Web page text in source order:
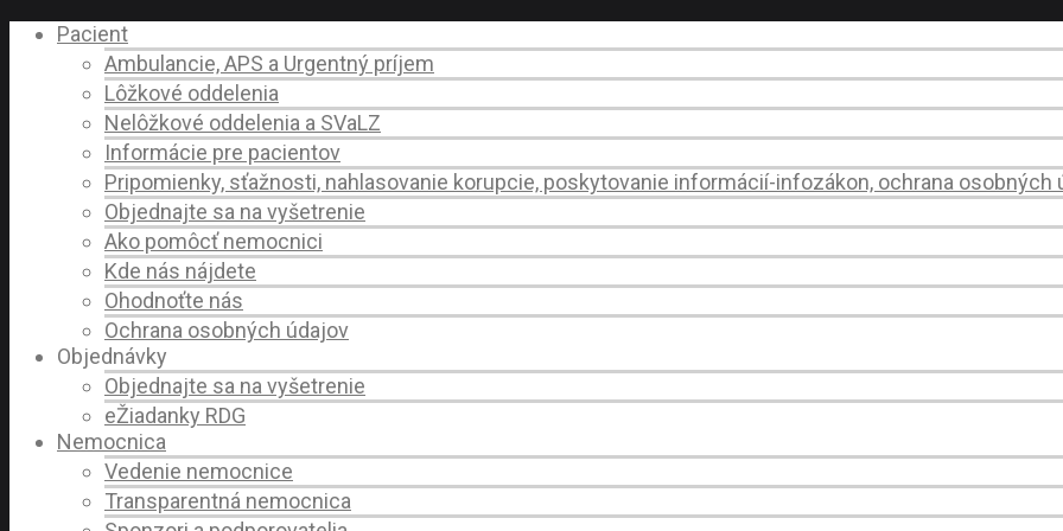
Pacient
Ambulancie, APS a Urgentný príjem
Lôžkové oddelenia
Nelôžkové oddelenia a SVaLZ
Informácie pre pacientov
Pripomienky, sťažnosti, nahlasovanie korupcie, poskytovanie informácií-infozákon, ochrana osobných
Objednajte sa na vyšetrenie
Ako pomôcť nemocnici
Kde nás nájdete
Ohodnoťte nás
Ochrana osobných údajov
Objednávky
Objednajte sa na vyšetrenie
eŽiadanky RDG
Nemocnica
Vedenie nemocnice
Transparentná nemocnica